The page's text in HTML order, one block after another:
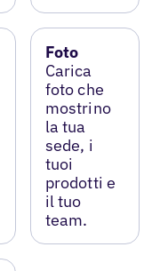
Foto
Carica
foto che
mostrino
la tua
sede, i
tuoi
prodotti e
il tuo
team.